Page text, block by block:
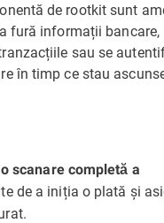
de rootkit sunt
fură informații bancare,
sau se
în timp ce stau
scanare completă a
de a iniția o plată și